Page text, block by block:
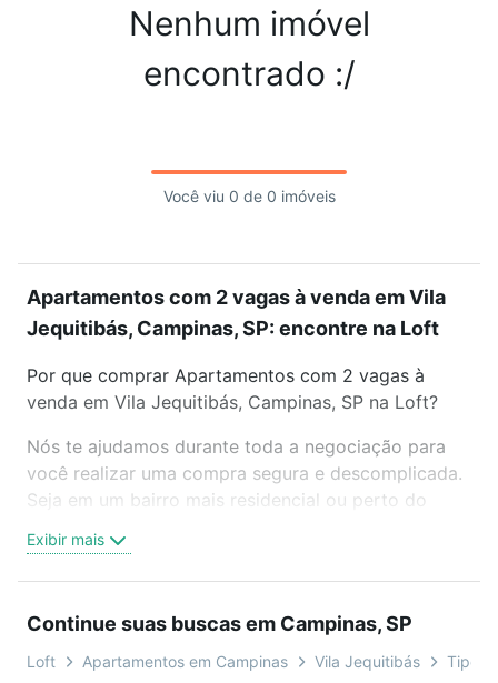
Nenhum imóvel
encontrado :/
Você viu 0 de 0 imóveis
Apartamentos com 2 vagas à venda em Vila
Jequitibás, Campinas, SP: encontre na Loft
Por que comprar Apartamentos com 2 vagas à
venda em Vila Jequitibás, Campinas, SP na Loft?
Nós te ajudamos durante toda a negociação para
você realizar uma compra segura e descomplicada.
Seja em um bairro mais residencial ou perto do
oferta ideal de Apartamentos com 2 vagas à venda
em Vila Jequitibás, Campinas, SP para conquistar
videochamada, é grátis, sem compromisso e você
ainda conta com mais de 46 mil corretores e
Exibir mais
Continue suas buscas em Campinas, SP
Loft Apartamentos em Campinas Vila Jequitibás Tipo